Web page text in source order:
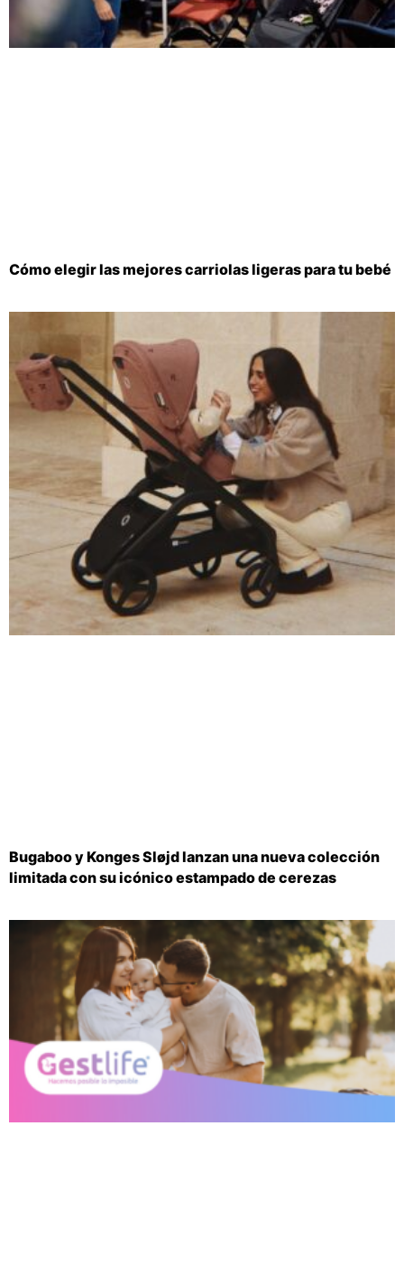
Cómo elegir las mejores carriolas ligeras para tu bebé
Bugaboo y Konges Sløjd lanzan una nueva colección
limitada con su icónico estampado de cerezas